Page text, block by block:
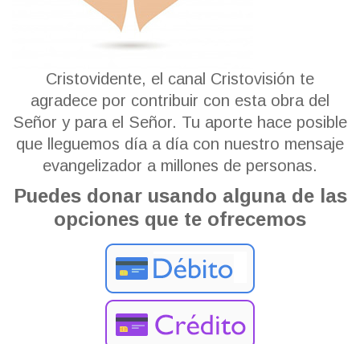
Cristovidente, el canal Cristovisión te
agradece por contribuir con esta obra del
Señor y para el Señor. Tu aporte hace posible
que lleguemos día a día con nuestro mensaje
evangelizador a millones de personas.
Puedes donar usando alguna de las
opciones que te ofrecemos